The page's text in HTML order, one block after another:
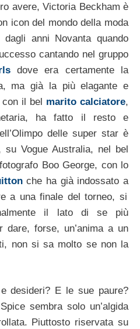
avere, Victoria Beckham è
icon del mondo della moda
anni Novanta quando
cantando nel gruppo
dove era certamente la
ma già la più elagante e
il bel marito calciatore,
ha fatto il resto e
delle super star è
su Vogue Australia, nel bel
Boo George, con lo
che ha già indossato a
a una finale del torneo, si
il lato di se più
dare, forse, un’anima a un
non si sa molto se non la
desideri? E le sue paure?
sembra solo un’algida
Piuttosto riservata su